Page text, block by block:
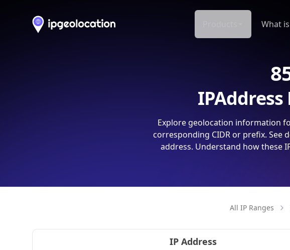
What
Explore geolocation information
corresponding CIDR or prefix. See
address. Understand how these
All IP Ranges
IP Address